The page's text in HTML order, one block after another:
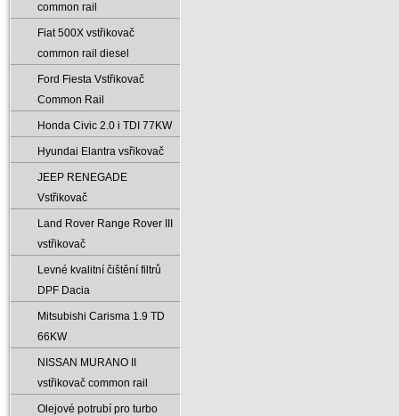
common rail
Fiat 500X vstřikovač
common rail diesel
Ford Fiesta Vstřikovač
Common Rail
Honda Civic 2.0 i TDI 77KW
Hyundai Elantra vsřikovač
JEEP RENEGADE
Vstřikovač
Land Rover Range Rover III
vstřikovač
Levné kvalitní čištění filtrů
DPF Dacia
Mitsubishi Carisma 1.9 TD
66KW
NISSAN MURANO II
vstřikovač common rail
Olejové potrubí pro turbo